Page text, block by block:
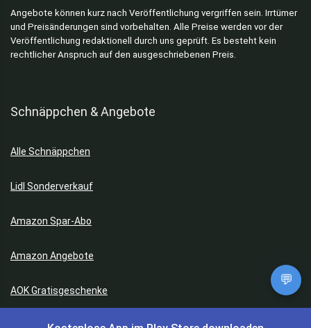
Angebote können kurz nach Veröffentlichung vergriffen sein. Irrtümer
und Preisänderungen sind vorbehalten. Alle Preise werden vor der
Veröffentlichung redaktionell durch uns geprüft. Es besteht kein
rechtlicher Anspruch auf den ausgeschriebenen Preis.
Schnäppchen & Angebote
Alle Schnäppchen
Lidl Sonderverkauf
Amazon Spar-Abo
Amazon Angebote
AOK Gratisgeschenke
💬